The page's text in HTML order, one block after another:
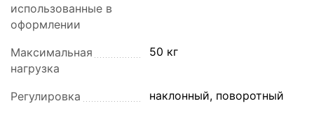
использованные в
оформлении
Максимальная
нагрузка
50 кг
Регулировка наклонный, поворотный